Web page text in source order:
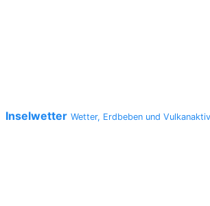
Inselwetter Wetter, Erdbeben und